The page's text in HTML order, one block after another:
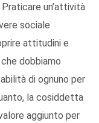
un’attività
sociale
attitudini e
dobbiamo
di ognuno per
la cosiddetta
aggiunto per